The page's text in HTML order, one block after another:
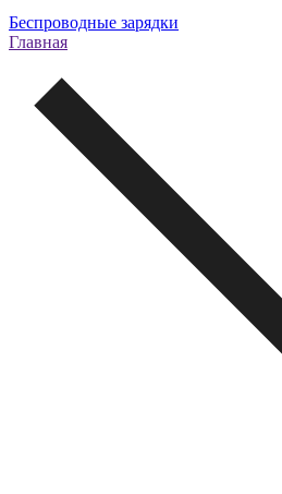
Беспроводные зарядки
Главная